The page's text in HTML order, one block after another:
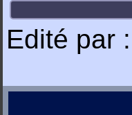
Edité par :